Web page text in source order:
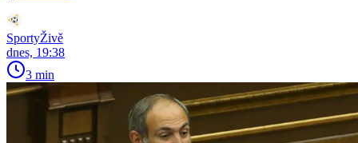
SportyŽivě
dnes, 19:38
3 min